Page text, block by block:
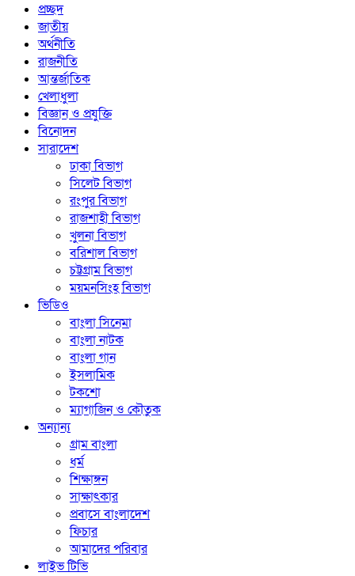
প্রচ্ছদ
জাতীয়
অর্থনীতি
রাজনীতি
আন্তর্জাতিক
খেলাধুলা
বিজ্ঞান ও প্রযুক্তি
বিনোদন
সারাদেশ
ঢাকা বিভাগ
সিলেট বিভাগ
রংপুর বিভাগ
রাজশাহী বিভাগ
খুলনা বিভাগ
বরিশাল বিভাগ
চট্টগ্রাম বিভাগ
ময়মনসিংহ বিভাগ
ভিডিও
বাংলা সিনেমা
বাংলা নাটক
বাংলা গান
ইসলামিক
টকশো
ম্যাগাজিন ও কৌতুক
অন্যান্য
গ্রাম বাংলা
ধর্ম
শিক্ষাঙ্গন
সাক্ষাৎকার
প্রবাসে বাংলাদেশ
ফিচার
আমাদের পরিবার
লাইভ টিভি